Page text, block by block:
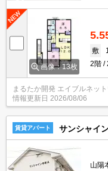
画像：13枚
敷
2階
まるたか開発 エイブルネッ
情報更新日 2026/08/06
賃貸アパート サンシャイ
山陽